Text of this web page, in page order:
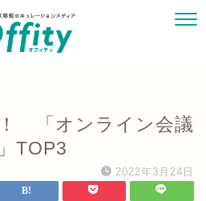
「オンライン会議
TOP3
2022年3月24日